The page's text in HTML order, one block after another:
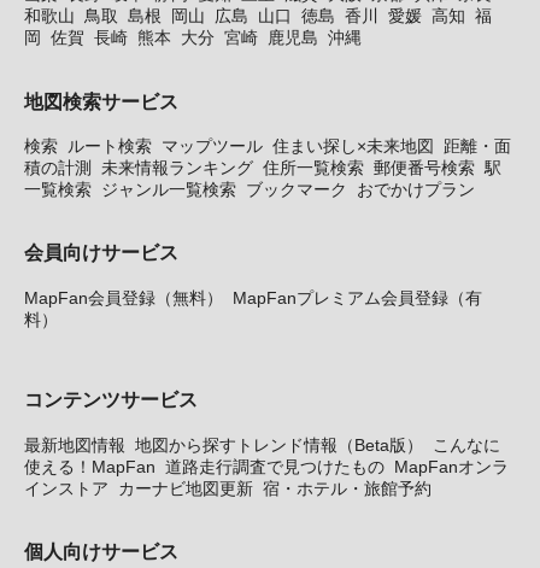
和歌山 鳥取 島根 岡山 広島 山口 徳島 香川 愛媛 高知 福
岡
佐賀 長崎 熊本 大分 宮崎 鹿児島 沖縄
地図検索サービス
検索 ルート検索 マップツール 住まい探し×未来地図
距離・面
積の計測
未来情報ランキング 住所一覧検索 郵便番号検索 駅
一覧検索 ジャンル一覧検索 ブックマーク おでかけプラン
会員向けサービス
MapFan会員登録（無料）
MapFanプレミアム会員登録（有
料）
コンテンツサービス
最新地図情報 地図から探すトレンド情報（Beta版）
こんなに
使える！MapFan 道路走行調査で見つけたもの MapFanオンラ
インストア
カーナビ地図更新 宿・ホテル・旅館予約
個人向けサービス